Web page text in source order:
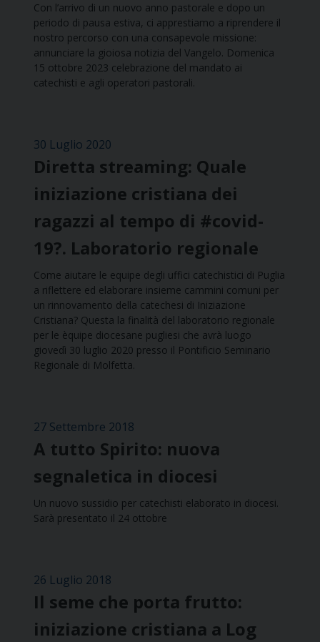
Con l’arrivo di un nuovo anno pastorale e dopo un
periodo di pausa estiva, ci apprestiamo a riprendere il
nostro percorso con una consapevole missione:
annunciare la gioiosa notizia del Vangelo. Domenica
15 ottobre 2023 celebrazione del mandato ai
catechisti e agli operatori pastorali.
30 Luglio 2020
Diretta streaming: Quale
iniziazione cristiana dei
ragazzi al tempo di #covid-
19?. Laboratorio regionale
Come aiutare le equipe degli uffici catechistici di Puglia
a riflettere ed elaborare insieme cammini comuni per
un rinnovamento della catechesi di Iniziazione
Cristiana? Questa la finalità del laboratorio regionale
per le èquipe diocesane pugliesi che avrà luogo
giovedì 30 luglio 2020 presso il Pontificio Seminario
Regionale di Molfetta.
27 Settembre 2018
A tutto Spirito: nuova
segnaletica in diocesi
Un nuovo sussidio per catechisti elaborato in diocesi.
Sarà presentato il 24 ottobre
26 Luglio 2018
Il seme che porta frutto:
iniziazione cristiana a Log